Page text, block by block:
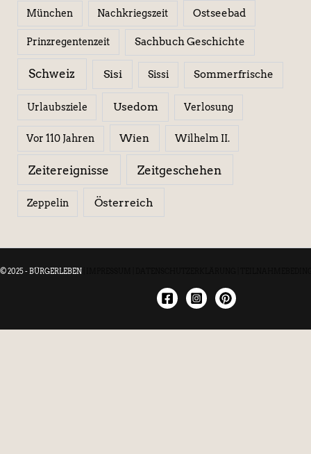
München Nachkriegszeit Ostseebad
Prinzregentenzeit Sachbuch Geschichte
Schweiz Sisi Sissi Sommerfrische
Urlaubsziele Usedom Verlosung
Vor 110 Jahren Wien Wilhelm II.
Zeitereignisse Zeitgeschehen
Zeppelin Österreich
© 2025 - BÜRGERLEBEN